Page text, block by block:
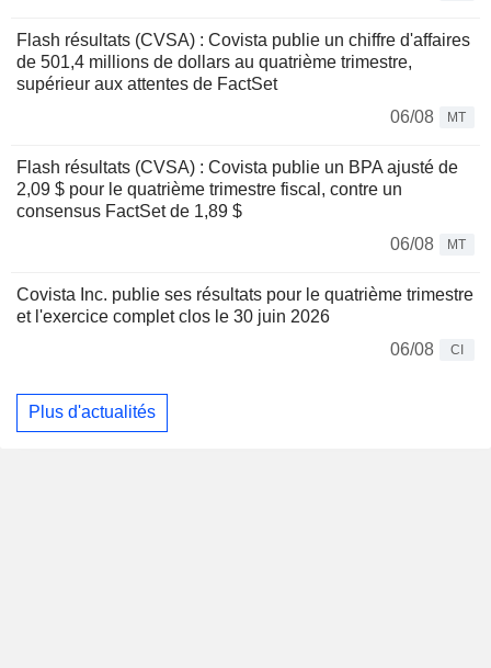
Flash résultats (CVSA) : Covista publie un chiffre d'affaires
de 501,4 millions de dollars au quatrième trimestre,
supérieur aux attentes de FactSet
06/08
MT
Flash résultats (CVSA) : Covista publie un BPA ajusté de
2,09 $ pour le quatrième trimestre fiscal, contre un
consensus FactSet de 1,89 $
06/08
MT
Covista Inc. publie ses résultats pour le quatrième trimestre
et l'exercice complet clos le 30 juin 2026
06/08
CI
Plus d'actualités